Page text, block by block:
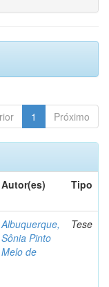
1 Próximo
Autor(es) Tipo
Albuquerque,
Sônia Pinto
Melo de
Tese